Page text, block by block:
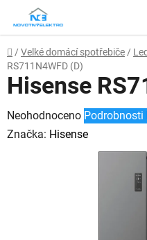
obsah
Domů
/ Velké domácí spotřebiče /
RS711N4WFD (D)
Hisense
Průměrné
hodnocení
Neohodnoceno Podrobnosti
Značka: Hisense